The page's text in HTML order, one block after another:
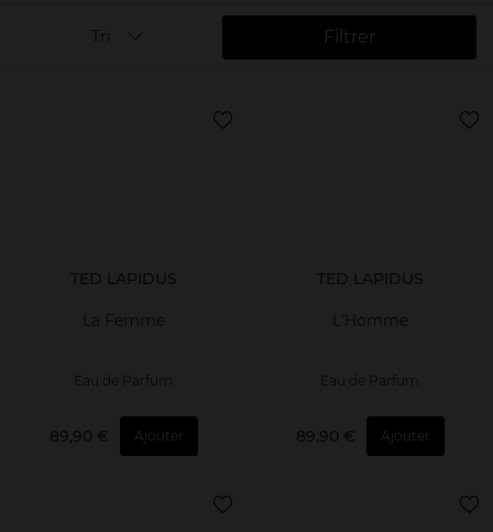
Filtrer
Tri
TED LAPIDUS
La Femme
Eau de Parfum
89,90 € Ajouter
TED LAPIDUS
L'Homme
Eau de Parfum
89,90 € Ajouter